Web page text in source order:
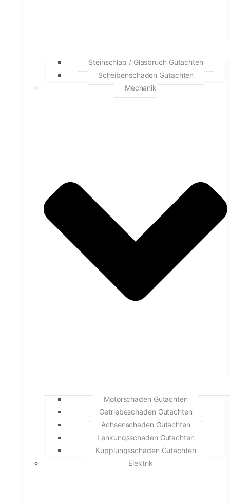
Steinschlag / Glasbruch Gutachten
Scheibenschaden Gutachten
Mechanik
Motorschaden Gutachten
Getriebeschaden Gutachten
Achsenschaden Gutachten
Lenkungsschaden Gutachten
Kupplungsschaden Gutachten
Elektrik